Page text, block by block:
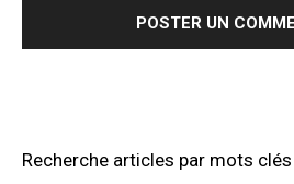
Recherche articles par mots clés